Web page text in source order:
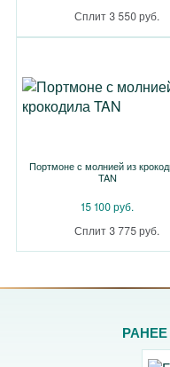
Сплит 3 550 руб.
Портмоне с молнией из
TAN
15 100 руб.
Сплит 3 775 руб.